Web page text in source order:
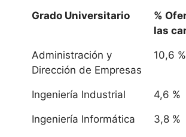
Grado Universitario
%
las
Administración y
Dirección de Empresas
10,6 %
Ingeniería Industrial 4,6 %
Ingeniería Informática 3,8 %